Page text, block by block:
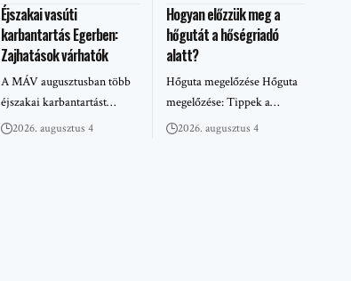
Éjszakai vasúti
karbantartás Egerben:
Zajhatások várhatók
A MÁV augusztusban több
éjszakai karbantartást…
2026. augusztus 4
Hogyan előzzük meg a
hőgutát a hőségriadó
alatt?
Hőguta megelőzése Hőguta
megelőzése: Tippek a…
2026. augusztus 4